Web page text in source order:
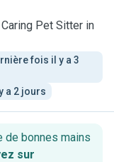
Pet Sitter in
fois il y a 3
a 2 jours
de bonnes mains
sur